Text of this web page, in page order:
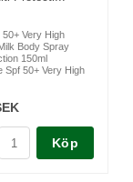
50+ Very High
Body Spray
150ml
Spf 50+ Very High
Köp